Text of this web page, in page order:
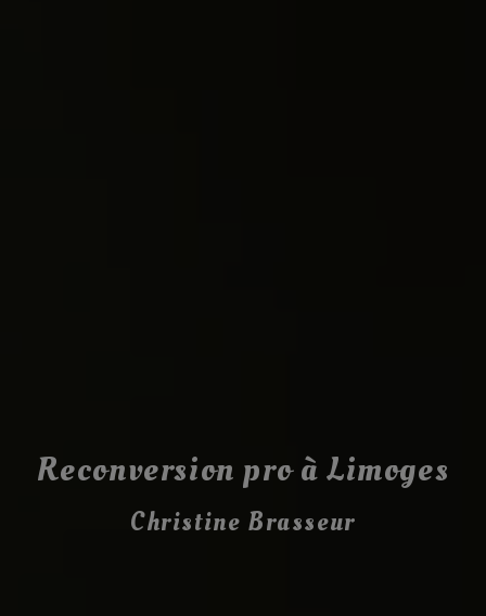
Reconversion pro à Limoges
Christine Brasseur